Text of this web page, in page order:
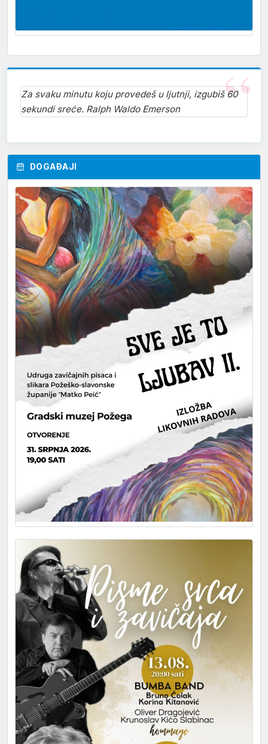
Za svaku minutu koju provedeš u ljutnji, izgubiš 60
sekundi sreće. Ralph Waldo Emerson
DOGAĐAJI